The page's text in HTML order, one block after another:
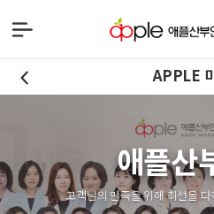
APPLE
애플산
고객님의 만족을 위해 최선을